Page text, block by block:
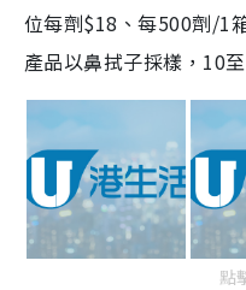
位每劑$18、每500劑/1
產品以鼻拭子採樣，10
點